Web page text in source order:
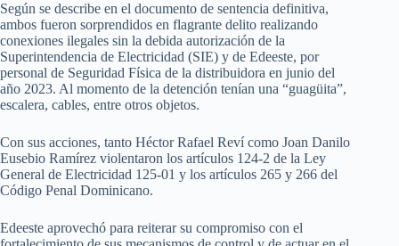
Según se describe en el documento de sentencia definitiva,
ambos fueron sorprendidos en flagrante delito realizando
conexiones ilegales sin la debida autorización de la
Superintendencia de Electricidad (SIE) y de Edeeste, por
personal de Seguridad Física de la distribuidora en junio del
año 2023. Al momento de la detención tenían una “guagüita”,
escalera, cables, entre otros objetos.
Con sus acciones, tanto Héctor Rafael Reví como Joan Danilo
Eusebio Ramírez violentaron los artículos 124-2 de la Ley
General de Electricidad 125-01 y los artículos 265 y 266 del
Código Penal Dominicano.
Edeeste aprovechó para reiterar su compromiso con el